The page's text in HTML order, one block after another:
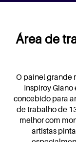
Área de
O painel grande
Inspiroy
concebido para
de trabalho de
melhor com
artistas